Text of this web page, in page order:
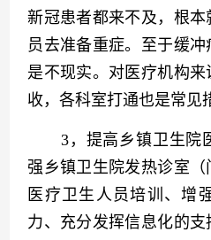
新冠患者都来不及，根
员去准备重症。至于缓
是不现实。对医疗机构
收，各科室打通也是常见
3，提高乡镇卫生院
强乡镇卫生院发热诊室
医疗卫生人员培训、增
力、充分发挥信息化的